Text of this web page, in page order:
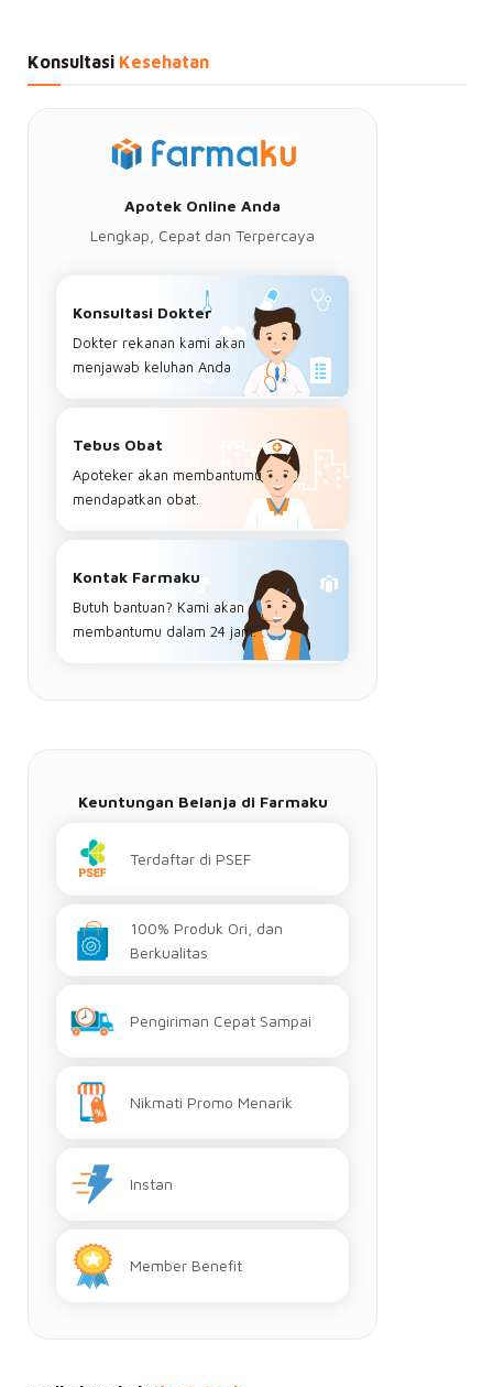
Konsultasi Kesehatan
Apotek Online Anda
Lengkap, Cepat dan Terpercaya
Konsultasi Dokter
Dokter rekanan kami akan
menjawab keluhan Anda
Tebus Obat
Apoteker akan membantumu
mendapatkan obat.
Kontak Farmaku
Butuh bantuan? Kami akan
membantumu dalam 24 jam.
Keuntungan Belanja di Farmaku
Terdaftar di PSEF
100% Produk Ori, dan
Berkualitas
Pengiriman Cepat Sampai
Nikmati Promo Menarik
Instan
Member Benefit